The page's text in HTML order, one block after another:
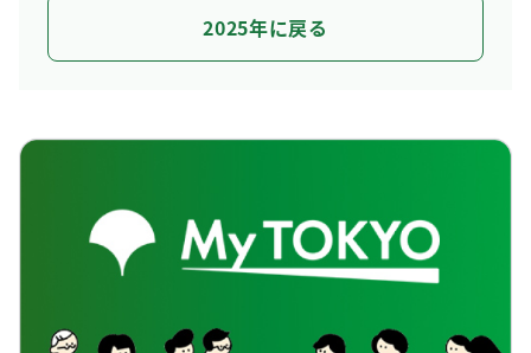
2025年に戻る